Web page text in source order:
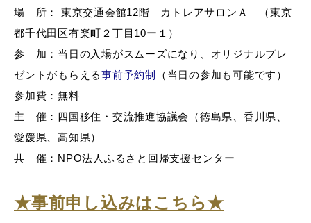
場 所： 東京交通会館12階 カトレアサロンＡ （東京
都千代田区有楽町２丁目10ー１）
参 加：当日の入場がスムーズになり、オリジナルプレ
ゼントがもらえる事前予約制
（当日の参加も可能です）
参加費：無料
主 催：四国移住・交流推進協議会（徳島県、香川県、
愛媛県、高知県）
共 催：NPO法人ふるさと回帰支援センター
★事前申し込みはこちら★